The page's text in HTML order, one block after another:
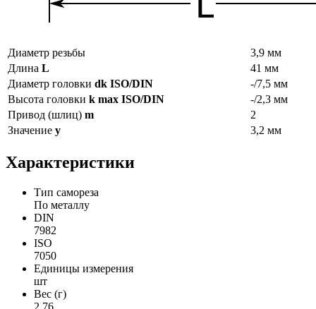
Диаметр резьбы
3,9 мм
Длина L
41 мм
Диаметр головки dk ISO/DIN
-/7,5 мм
Высота головки k max ISO/DIN
-/2,3 мм
Привод (шлиц) m
2
Значение y 3,2 мм
Характеристики
Тип самореза
По металлу
DIN
7982
ISO
7050
Единицы измерения
шт
Вес (г)
2,76